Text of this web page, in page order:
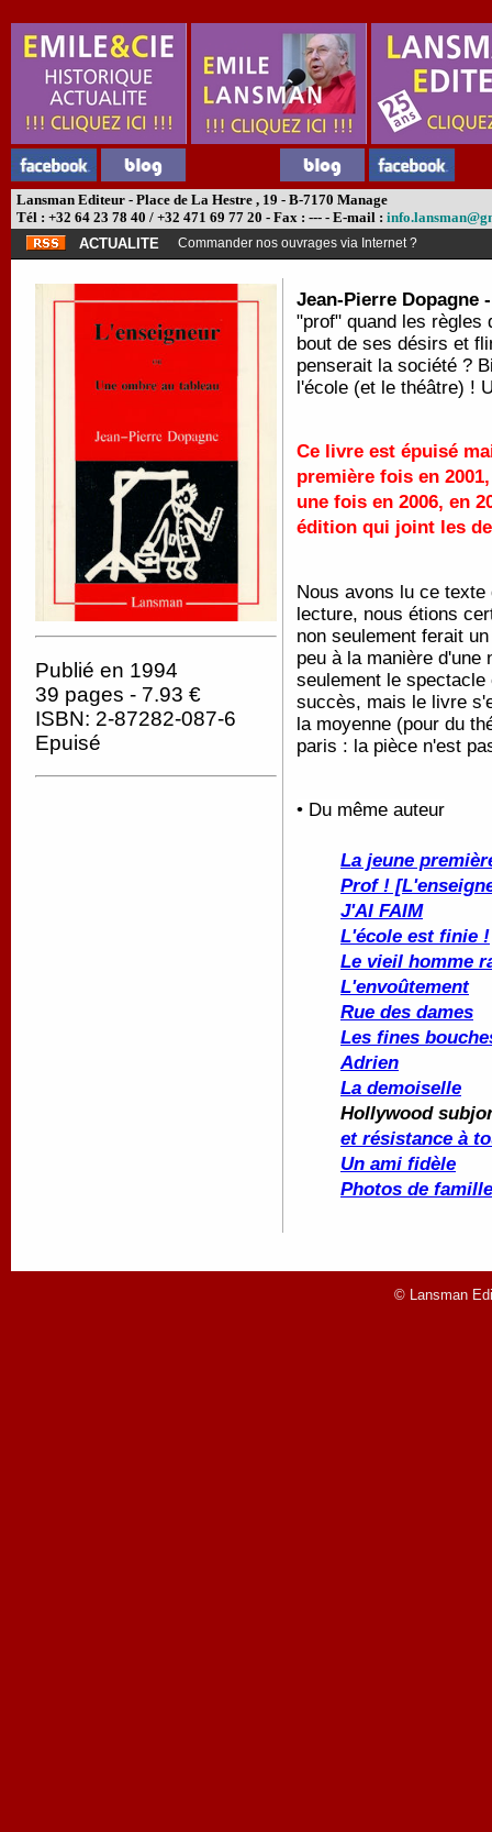
Lansman Editeur - Place de La Hestre , 19 - B-7170 Manage
Tél : +32 64 23 78 40 / +32 471 69 77 20 - Fax : --- - E-mail :
ACTUALITE
Commander nos ouvrages via Internet ?
Publié en 1994
39 pages - 7.93 €
ISBN: 2-87282-087-6
Epuisé
Jean-Pierre Dopagne
"prof" quand les règles
bout de ses désirs et
penserait la société ?
l'école (et le théâtre) !
Ce livre est épuisé
première fois en
une fois en 2006, en
édition qui joint les
Nous avons lu ce
lecture, nous étions
non seulement ferait
peu à la manière d'une
seulement le
succès, mais le livre
la moyenne (pour du
paris : la pièce n'est
• Du même auteur
La jeune
Prof !
J'AI FAIM
L'école est finie !
Le vieil homme
L'envoûtement
Rue des dames
Les fines
Adrien
La demoiselle
Hollywood
et résistance à
Un ami fidèle
Photos de famille
© Lansman